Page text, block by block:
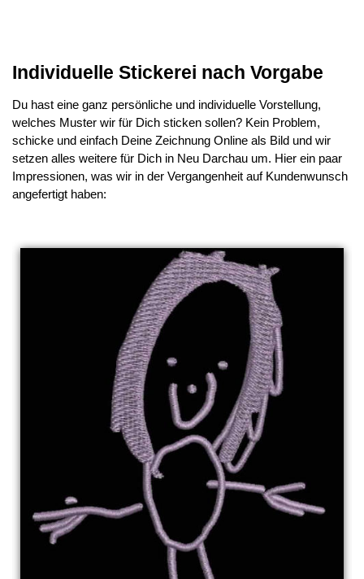
Individuelle Stickerei nach Vorgabe
Du hast eine ganz persönliche und individuelle Vorstellung,
welches Muster wir für Dich sticken sollen? Kein Problem,
schicke und einfach Deine Zeichnung Online als Bild und wir
setzen alles weitere für Dich in Neu Darchau um. Hier ein paar
Impressionen, was wir in der Vergangenheit auf Kundenwunsch
angefertigt haben: